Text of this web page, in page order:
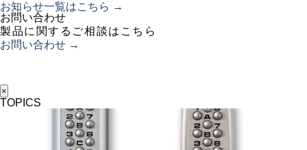
お知らせ一覧はこちら →
お問い合わせ
製品に関するご相談はこちら
お問い合わせ →
×
TOPICS